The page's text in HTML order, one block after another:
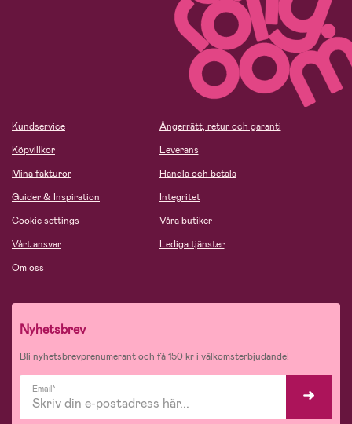
Kundservice
Köpvillkor
Mina fakturor
Guider & Inspiration
Cookie settings
Vårt ansvar
Om oss
Ångerrätt, retur och garanti
Leverans
Handla och betala
Integritet
Våra butiker
Lediga tjänster
Nyhetsbrev
Bli nyhetsbrevprenumerant och få 150 kr i välkomsterbjudande!
Email*